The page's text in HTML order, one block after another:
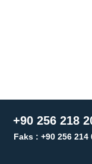
+90 256 218
Faks : +90 256 214